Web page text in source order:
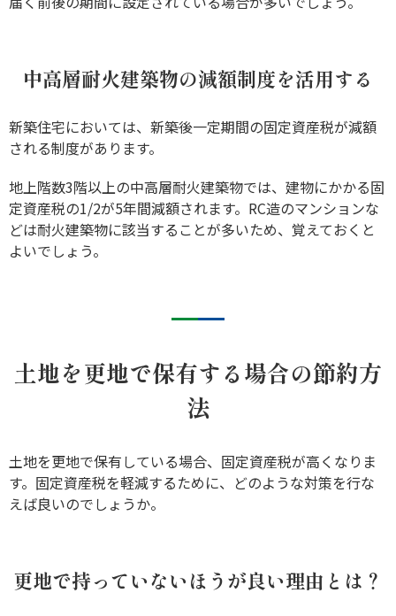
中高層耐火建築物の減額制度を活用する
新築住宅においては、新築後一定期間の固定資産税が減額
される制度があります。
地上階数3階以上の中高層耐火建築物では、建物にかかる固
定資産税の1/2が5年間減額されます。RC造のマンションな
どは耐火建築物に該当することが多いため、覚えておくと
よいでしょう。
土地を更地で保有する場合の節約方
法
土地を更地で保有している場合、固定資産税が高くなりま
す。固定資産税を軽減するために、どのような対策を行な
えば良いのでしょうか。
更地で持っていないほうが良い理由とは？